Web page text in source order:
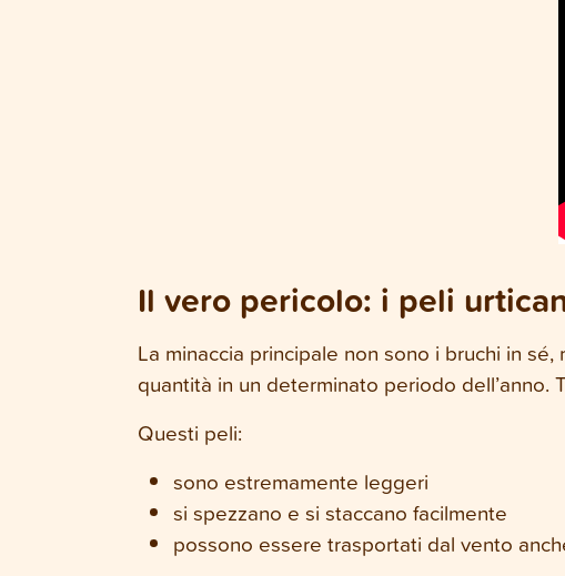
Il vero pericolo: i peli
La minaccia principale non sono i bruchi in
quantità in un determinato periodo
Questi peli:
sono estremamente leggeri
si spezzano e si staccano facilmente
possono essere trasportati dal vento